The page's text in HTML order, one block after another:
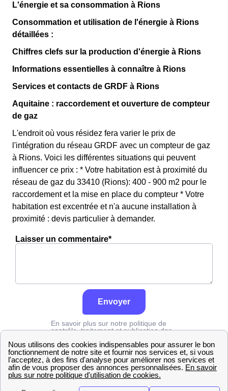
L'énergie et sa consommation à Rions
Consommation et utilisation de l'énergie à Rions
détaillées :
Chiffres clefs sur la production d'énergie à Rions
Informations essentielles à connaître à Rions
Services et contacts de GRDF à Rions
Aquitaine : raccordement et ouverture de compteur
de gaz
L'endroit où vous résidez fera varier le prix de
l'intégration du réseau GRDF avec un compteur de gaz
à Rions. Voici les différentes situations qui peuvent
influencer ce prix : * Votre habitation est à proximité du
réseau de gaz du 33410 (Rions): 400 - 900 m2 pour le
raccordement et la mise en place du compteur * Votre
habitation est excentrée et n'a aucune installation à
proximité : devis particulier à demander.
Laisser un commentaire*
Envoyer
En savoir plus sur notre politique de
contrôle, traitement et publication des
Grdf Gironde Rions